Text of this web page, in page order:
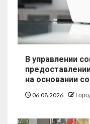
В управлении
на основании
06.08.2026